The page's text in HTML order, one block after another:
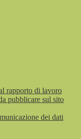
rapporto di lavoro
pubblicare sul sito
dei dati